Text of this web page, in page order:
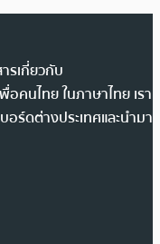
รเกี่ยวกับ
อคนไทย ในภาษาไทย เรา
ร์ดต่างประเทศและนำมา